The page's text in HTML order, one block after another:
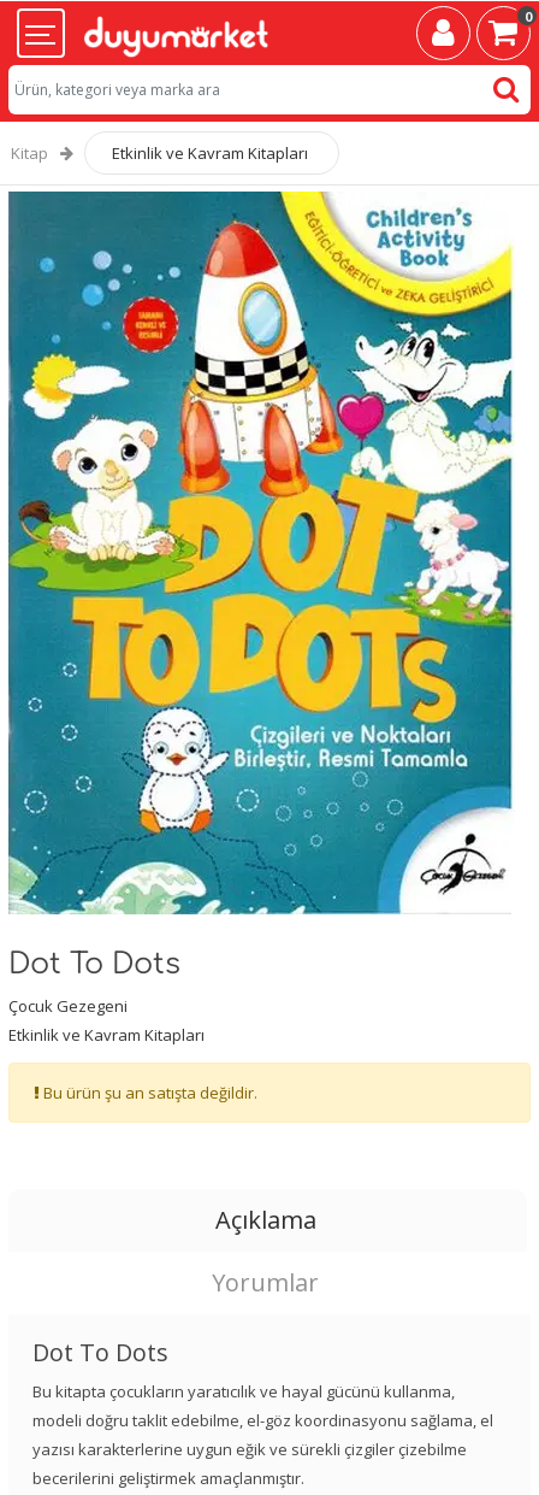
0
Kitap Etkinlik ve Kavram Kitapları
Dot To Dots
Çocuk Gezegeni
Etkinlik ve Kavram Kitapları
Bu ürün şu an satışta değildir.
Açıklama
Yorumlar
Dot To Dots
Bu kitapta çocukların yaratıcılık ve hayal gücünü kullanma,
modeli doğru taklit edebilme, el-göz koordinasyonu sağlama, el
yazısı karakterlerine uygun eğik ve sürekli çizgiler çizebilme
becerilerini geliştirmek amaçlanmıştır.